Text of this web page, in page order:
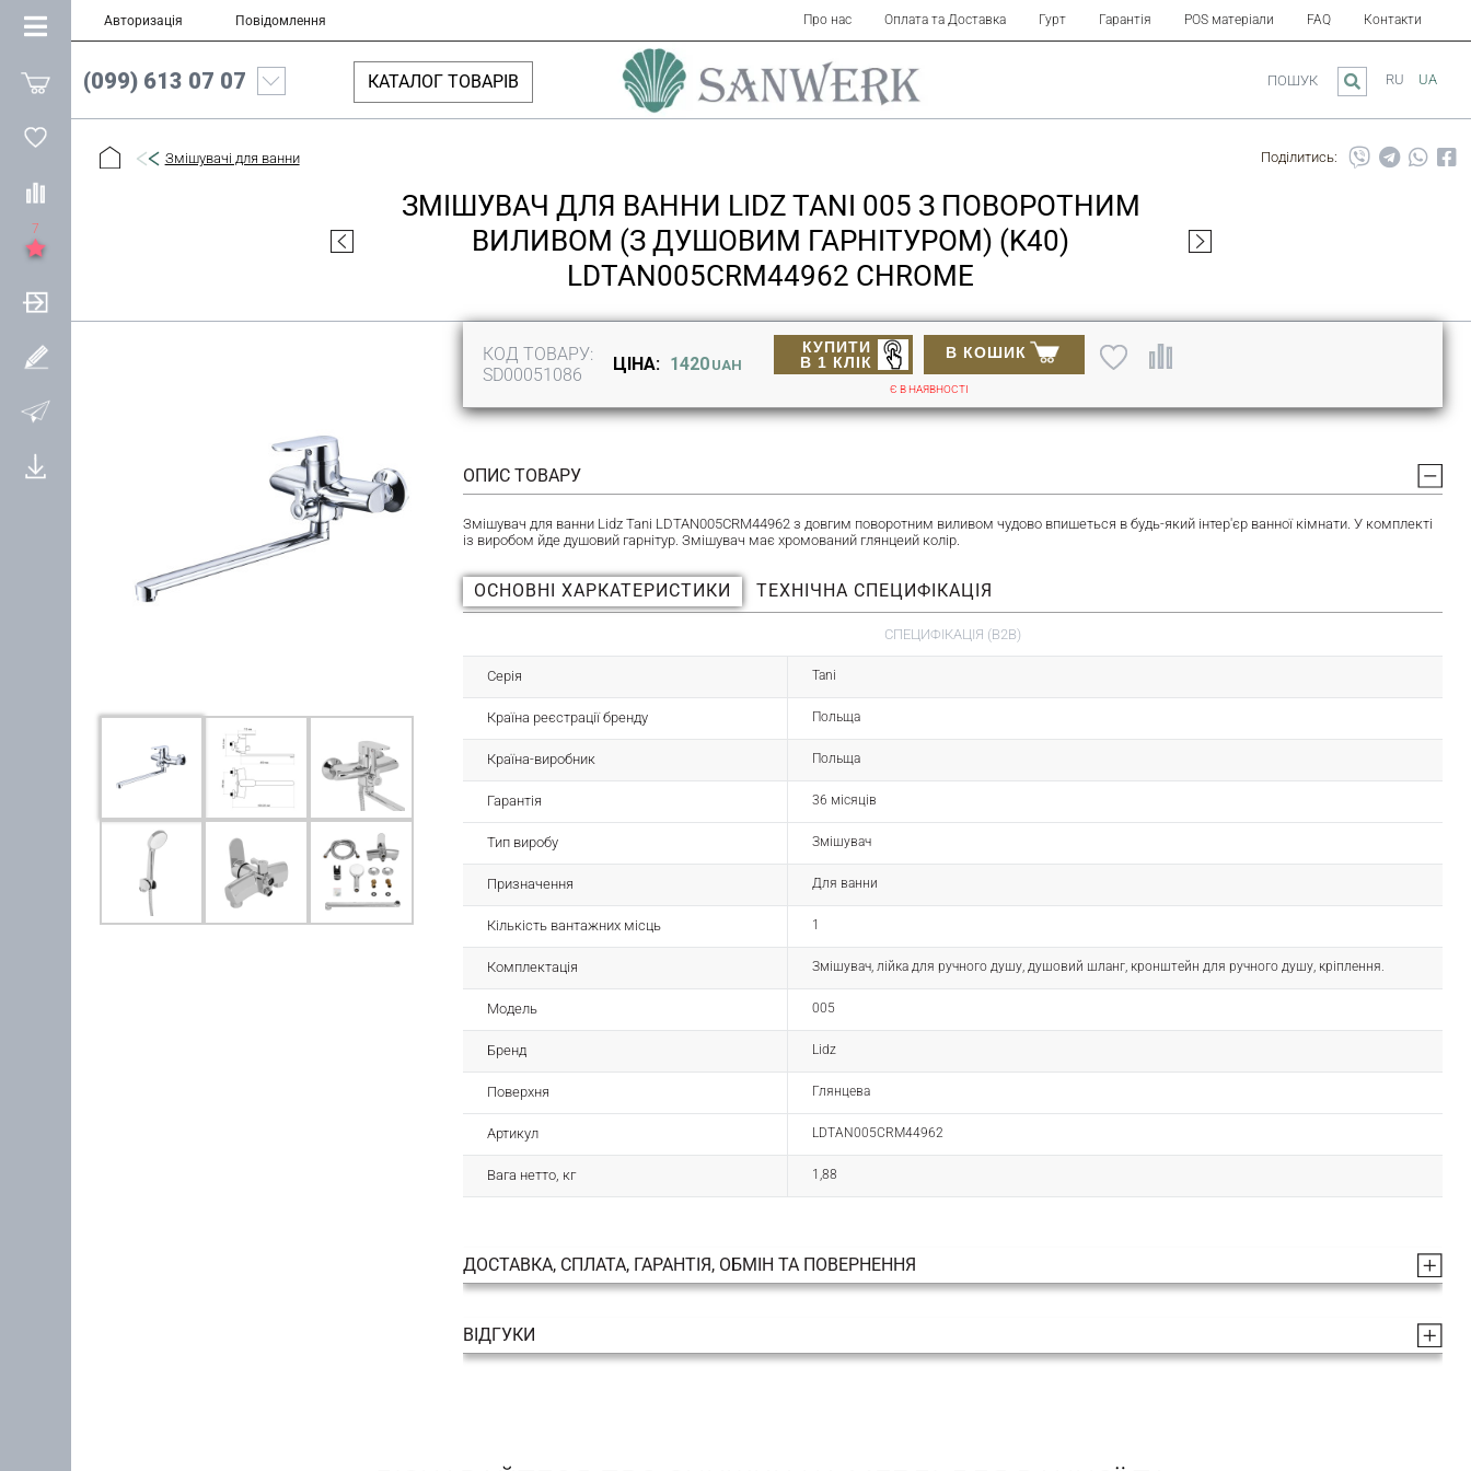
7
Авторизація Повідомлення Про нас Оплата та Доставка Гурт Гарантія POS матеріали FAQ Контакти
КАТАЛОГ ТОВАРІВ
(099) 613 07 07 RU UA
ПОШУК
Змішувачі для ванни Поділитись:
ЗМІШУВАЧ ДЛЯ ВАННИ LIDZ TANI 005 З ПОВОРОТНИМ
ВИЛИВОМ (З ДУШОВИМ ГАРНІТУРОМ) (K40)
LDTAN005CRM44962 CHROME
КОД ТОВАРУ:
SD00051086
ЦІНА: 1420 UAH
В КОШИК
КУПИТИ
В 1 КЛІК
Є В НАЯВНОСТІ
ОПИС ТОВАРУ
Змішувач для ванни Lidz Tani LDTAN005CRM44962 з довгим поворотним виливом чудово впишеться в будь-який інтер'єр ванної кімнати. У комплекті
із виробом йде душовий гарнітур. Змішувач має хромований глянцеий колір.
ОСНОВНІ ХАРКАТЕРИСТИКИ ТЕХНІЧНА СПЕЦИФІКАЦІЯ
СПЕЦИФІКАЦІЯ (B2B)
Серія Tani
Країна реєстрації бренду Польща
Країна-виробник Польща
Гарантія 36 місяців
Тип виробу Змішувач
Призначення Для ванни
Кількість вантажних місць 1
Комплектація Змішувач, лійка для ручного душу, душовий шланг, кронштейн для ручного душу, кріплення.
Модель 005
Бренд Lidz
Поверхня Глянцева
Артикул LDTAN005CRM44962
Вага нетто, кг 1,88
ДОСТАВКА, СПЛАТА, ГАРАНТІЯ, ОБМІН ТА ПОВЕРНЕННЯ
ВІДГУКИ